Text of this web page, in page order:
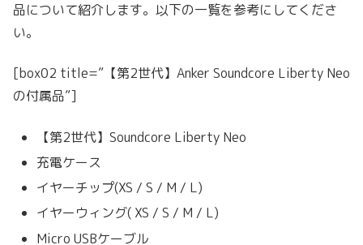
品について紹介します。以下の一覧を参考にしてくださ
い。
[box02 title=”【第2世代】Anker Soundcore Liberty Neo
の付属品”]
【第2世代】Soundcore Liberty Neo
充電ケース
イヤーチップ(XS / S / M / L)
イヤーウィング( XS / S / M / L)
Micro USBケーブル